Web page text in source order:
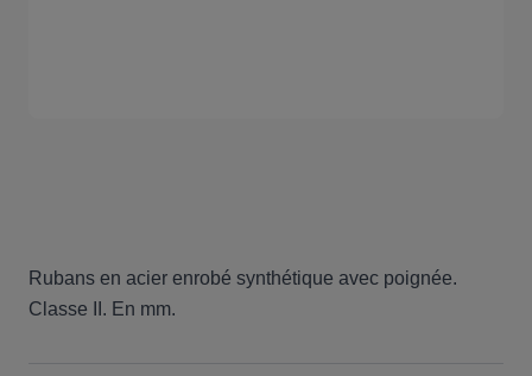
Rubans en acier enrobé synthétique avec poignée.
Classe II. En mm.